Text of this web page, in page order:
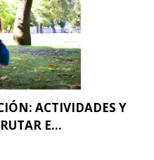
ACTIVIDADES Y
E...